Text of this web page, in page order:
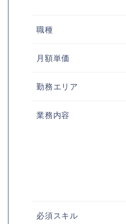
職種
月額単価
勤務エリア
業務内容
必須スキル